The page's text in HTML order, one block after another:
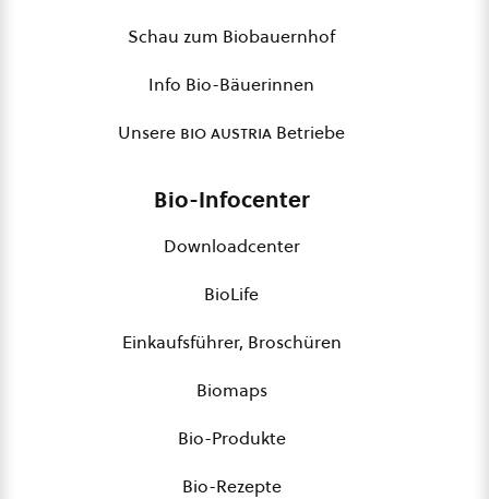
Schau zum Biobauernhof
Info Bio-Bäuerinnen
Unsere bio austria Betriebe
Bio-Infocenter
Downloadcenter
BioLife
Einkaufsführer, Broschüren
Biomaps
Bio-Produkte
Bio-Rezepte